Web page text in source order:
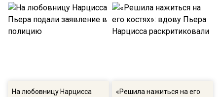
На любовницу Нарцисса
«Решила нажиться на его